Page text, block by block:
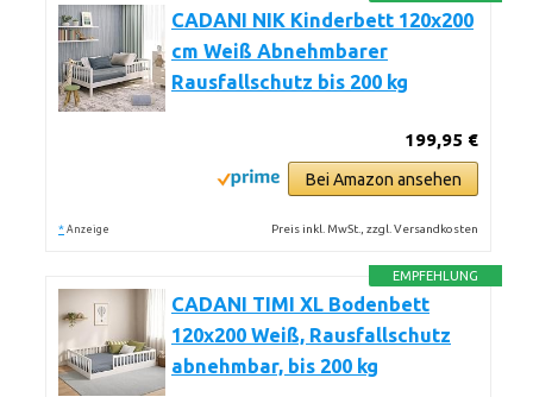
CADANI NIK Kinderbett 120x200
cm Weiß Abnehmbarer
Rausfallschutz bis 200 kg
199,95 €
Bei Amazon ansehen
* Anzeige Preis inkl. MwSt., zzgl. Versandkosten
EMPFEHLUNG
CADANI TIMI XL Bodenbett
120x200 Weiß, Rausfallschutz
abnehmbar, bis 200 kg